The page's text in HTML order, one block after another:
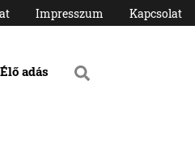
Impresszum Kapcsolat
Élő adás